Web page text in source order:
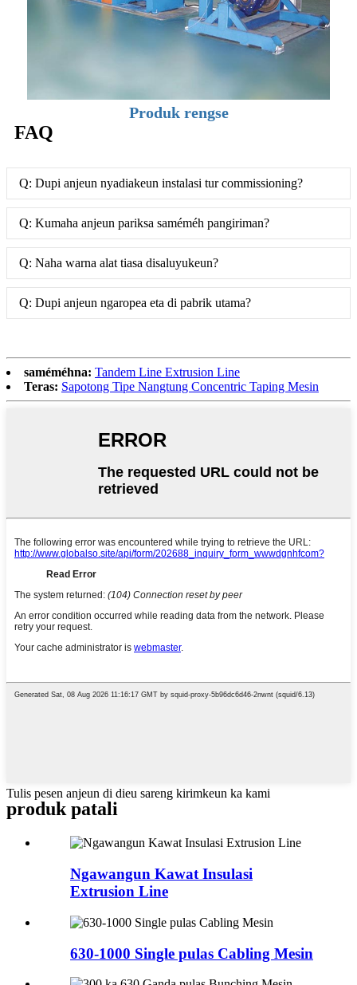
Produk rengse
FAQ
Q: Dupi anjeun nyadiakeun instalasi tur commissioning?
Q: Kumaha anjeun pariksa saméméh pangiriman?
Q: Naha warna alat tiasa disaluyukeun?
Q: Dupi anjeun ngaropea eta di pabrik utama?
saméméhna: Tandem Line Extrusion Line
Teras: Sapotong Tipe Nangtung Concentric Taping Mesin
Tulis pesen anjeun di dieu sareng kirimkeun ka kami
produk patali
Ngawangun Kawat Insulasi
Extrusion Line
630-1000 Single pulas Cabling Mesin